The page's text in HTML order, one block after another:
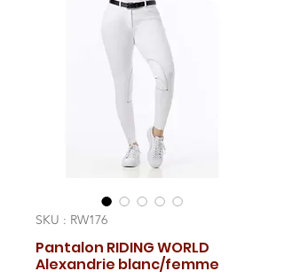
SKU : RW176
Pantalon RIDING WORLD
Alexandrie blanc/femme